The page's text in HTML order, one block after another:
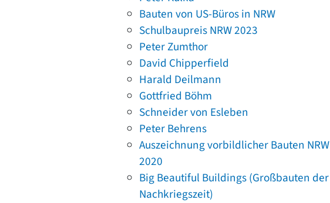
Bauten von US-Büros in NRW
Schulbaupreis NRW 2023
Peter Zumthor
David Chipperfield
Harald Deilmann
Gottfried Böhm
Schneider von Esleben
Peter Behrens
Auszeichnung vorbildlicher Bauten NRW
2020
Big Beautiful Buildings (Großbauten der
Nachkriegszeit)